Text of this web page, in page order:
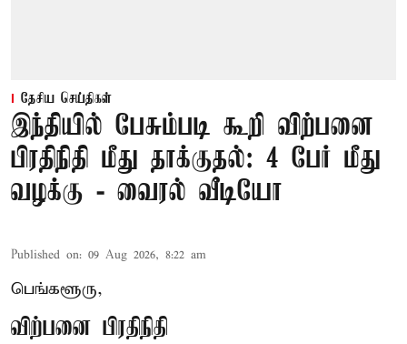
தேசிய செய்திகள்
இந்தியில் பேசும்படி கூறி விற்பனை
பிரதிநிதி மீது தாக்குதல்: 4 பேர் மீது
வழக்கு - வைரல் வீடியோ
Published on: 09 Aug 2026, 8:22 am
பெங்களூரு,
விற்பனை பிரதிநிதி